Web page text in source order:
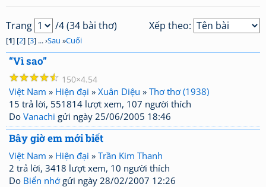
Xếp theo:
Trang /4 (34 bài thơ)
[1] [2] [3] ... ›Sau »Cuối
“Vì sao”
☆
☆
☆
☆
☆ 150 4.54
Việt Nam » Hiện đại » Xuân Diệu » Thơ thơ (1938)
15 trả lời, 551814 lượt xem, 107 người thích
Do Vanachi gửi ngày 25/06/2005 18:46
Bây giờ em mới biết
Việt Nam » Hiện đại » Trần Kim Thanh
2 trả lời, 3418 lượt xem, 10 người thích
Do Biển nhớgửi ngày 28/02/2007 12:26